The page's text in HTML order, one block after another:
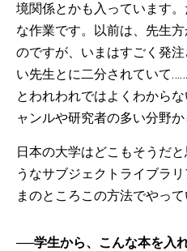
境関係とかも入っています
な作業です。以前は、先生
のですが、いまはすごく発
い先生とに二分されていて
とわれわれではよくわから
ャンルや研究者の多い分野か
日本の大学はどこもそうだ
うなサブジェクトライブラ
まのところこの方法でやって
──学生から、こんな本を入